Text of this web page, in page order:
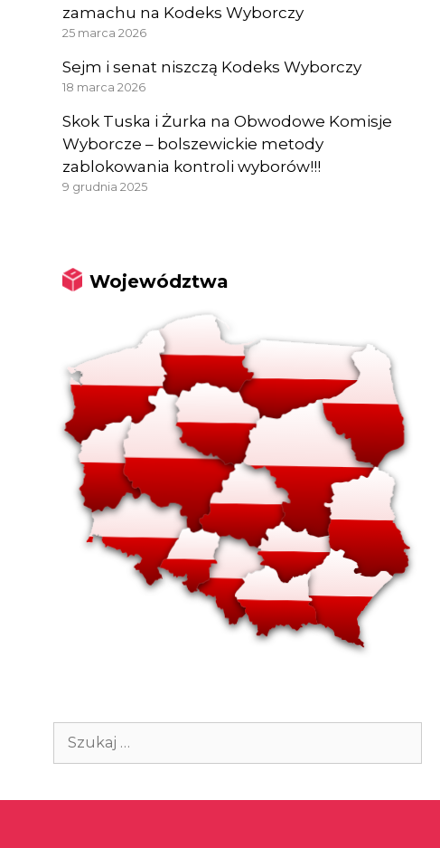
zamachu na Kodeks Wyborczy
25 marca 2026
Sejm i senat niszczą Kodeks Wyborczy
18 marca 2026
Skok Tuska i Żurka na Obwodowe Komisje
Wyborcze – bolszewickie metody
zablokowania kontroli wyborów!!!
9 grudnia 2025
Województwa
Szukaj: